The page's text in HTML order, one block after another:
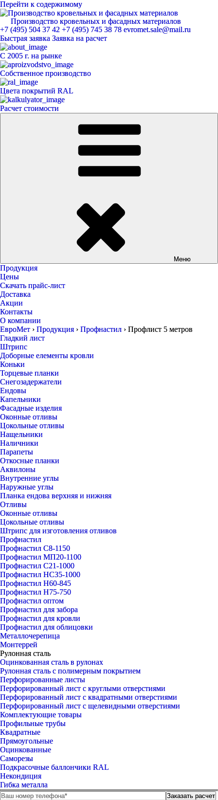
Перейти к содержимому
Производство кровельных и фасадных материалов
ЕвроМет
+7 (495) 504 37 42 +7 (495) 745 38 78 evromet.sale@mail.ru
Быстрая заявка Заявка на расчет
С 2005 г. на рынке
Собственное производство
Цвета покрытий RAL
Расчет стоимости
Меню
Продукция
Цены
Скачать прайс-лист
Доставка
Акции
Контакты
О компании
ЕвроМет › Продукция › Профнастил › Профлист 5 метров
Гладкий лист
Штрипс
Доборные елементы кровли
Коньки
Торцевые планки
Снегозадержатели
Ендовы
Капельники
Фасадные изделия
Оконные отливы
Цокольные отливы
Нащельники
Наличники
Парапеты
Откосные планки
Аквилоны
Внутренние углы
Наружные углы
Планка ендова верхняя и нижняя
Отливы
Оконные отливы
Цокольные отливы
Штрипс для изготовления отливов
Профнастил
Профнастил С8-1150
Профнастил МП20-1100
Профнастил С21-1000
Профнастил НС35-1000
Профнастил Н60-845
Профнастил Н75-750
Профнастил оптом
Профнастил для забора
Профнастил для кровли
Профнастил для облицовки
Металлочерепица
Монтеррей
Рулонная сталь
Оцинкованная сталь в рулонах
Рулонная сталь с полимерным покрытием
Перфорированные листы
Перфорированный лист с круглыми отверстиями
Перфорированный лист с квадратными отверстиями
Перфорированный лист с щелевидными отверстиями
Комплектующие товары
Профильные трубы
Квадратные
Прямоугольные
Оцинкованные
Саморезы
Подкрасочные баллончики RAL
Некондиция
Гибка металла